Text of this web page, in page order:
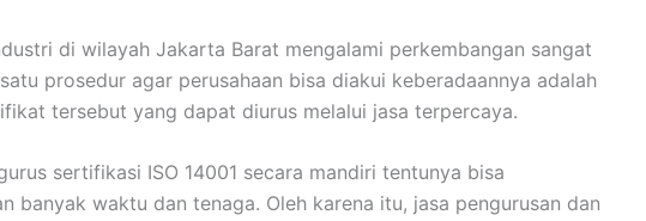
di wilayah Jakarta Barat mengalami perkembangan sangat
prosedur agar perusahaan bisa diakui keberadaannya adalah
tersebut yang dapat diurus melalui jasa terpercaya.
sertifikasi ISO 14001 secara mandiri tentunya bisa
banyak waktu dan tenaga. Oleh karena itu, jasa pengurusan dan